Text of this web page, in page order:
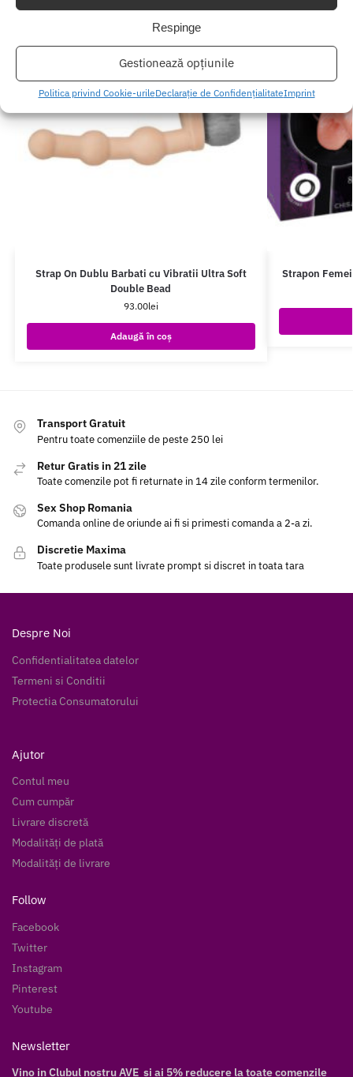
Respinge
Gestionează opțiunile
Politica privind Cookie-urileDeclarație de ConfidențialitateImprint
Strap On Dublu Barbati cu Vibratii Ultra Soft
Double Bead
93.00lei
Adaugă în coș
Strapon
Transport Gratuit
Pentru toate comenziile de peste 250 lei
Retur Gratis in 21 zile
Toate comenzile pot fi returnate in 14 zile conform termenilor.
Sex Shop Romania
Comanda online de oriunde ai fi si primesti comanda a 2-a zi.
Discretie Maxima
Toate produsele sunt livrate prompt si discret in toata tara
Despre Noi
Confidentialitatea datelor
Termeni si Conditii
Protectia Consumatorului
Ajutor
Contul meu
Cum cumpăr
Livrare discretă
Modalități de plată
Modalități de livrare
Follow
Facebook
Twitter
Instagram
Pinterest
Youtube
Newsletter
Vino in Clubul nostru AVE si ai 5% reducere la toate comenzile